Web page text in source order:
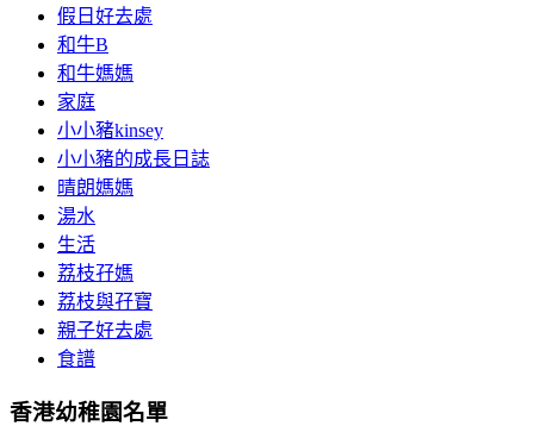
假日好去處
和牛B
和牛媽媽
家庭
小小豬kinsey
小小豬的成長日誌
晴朗媽媽
湯水
生活
荔枝孖媽
荔枝與孖寶
親子好去處
食譜
香港幼稚園名單